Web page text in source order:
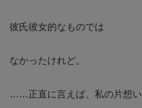
彼氏彼女的なものでは
なかったけれど。
……正直に言えば、私の片想い